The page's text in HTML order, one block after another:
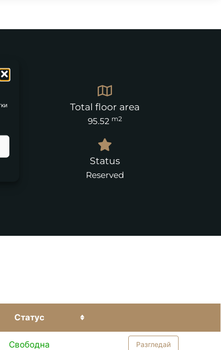
Total floor area
95.52 m2
Status
Reserved
Статус
Свободна Разгледай